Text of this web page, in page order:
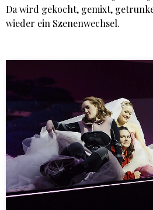
Da wird gekocht, gemixt,
wieder ein Szenenwechsel.